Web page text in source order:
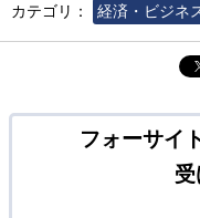
カテゴリ：
経済・ビジネ
フォーサイ
受